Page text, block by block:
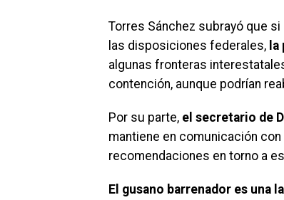
Torres Sánchez subrayó que
las disposiciones federales,
algunas fronteras
contención, aunque podrían
Por su parte, el secretario de
mantiene en comunicación
recomendaciones en torno a
El gusano barrenador es una